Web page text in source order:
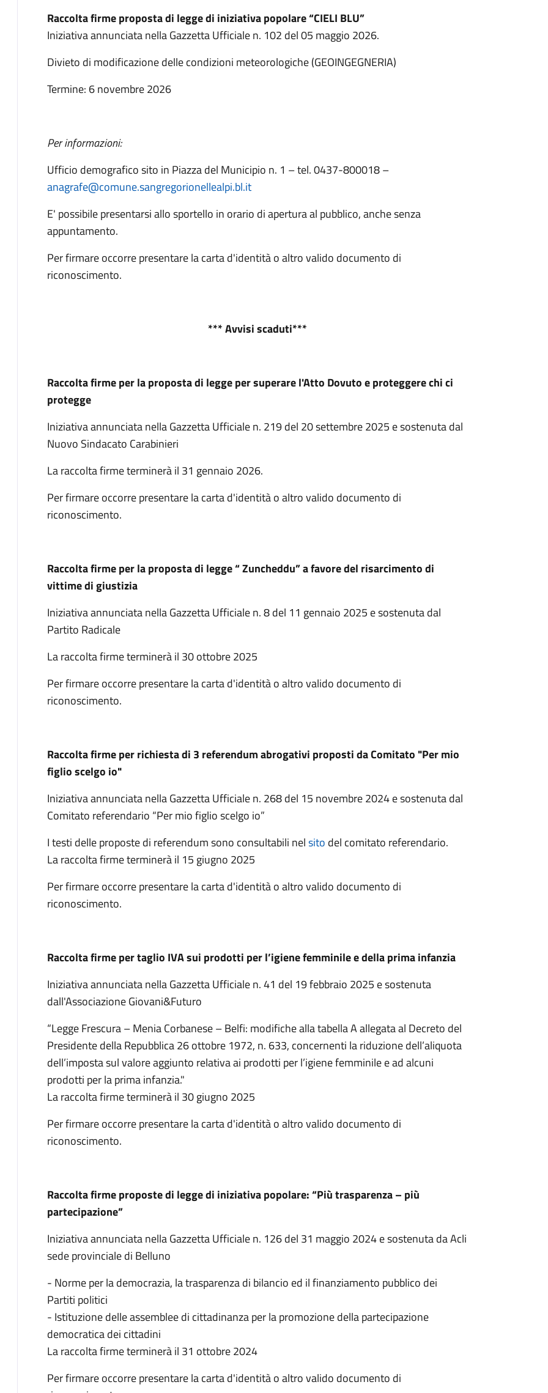
Raccolta firme proposta di legge di iniziativa popolare “CIELI BLU”
Iniziativa annunciata nella Gazzetta Ufficiale n. 102 del 05 maggio 2026.
Divieto di modificazione delle condizioni meteorologiche (GEOINGEGNERIA)
Termine: 6 novembre 2026
Per informazioni:
Ufficio demografico sito in Piazza del Municipio n. 1 – tel. 0437-800018 –
anagrafe@comune.sangregorionellealpi.bl.it
E' possibile presentarsi allo sportello in orario di apertura al pubblico, anche senza
appuntamento.
Per firmare occorre presentare la carta d'identità o altro valido documento di
riconoscimento.
*** Avvisi scaduti***
Raccolta firme per la proposta di legge per superare l'Atto Dovuto e proteggere chi ci
protegge
Iniziativa annunciata nella Gazzetta Ufficiale n. 219 del 20 settembre 2025 e sostenuta dal
Nuovo Sindacato Carabinieri
La raccolta firme terminerà il 31 gennaio 2026.
Per firmare occorre presentare la carta d'identità o altro valido documento di
riconoscimento.
Raccolta firme per la proposta di legge “ Zuncheddu” a favore del risarcimento di
vittime di giustizia
Iniziativa annunciata nella Gazzetta Ufficiale n. 8 del 11 gennaio 2025 e sostenuta dal
Partito Radicale
La raccolta firme terminerà il 30 ottobre 2025
Per firmare occorre presentare la carta d'identità o altro valido documento di
riconoscimento.
Raccolta firme per richiesta di 3 referendum abrogativi proposti da Comitato "Per mio
figlio scelgo io"
Iniziativa annunciata nella Gazzetta Ufficiale n. 268 del 15 novembre 2024 e sostenuta dal
Comitato referendario “Per mio figlio scelgo io”
I testi delle proposte di referendum sono consultabili nelsito del comitato referendario.
La raccolta firme terminerà il 15 giugno 2025
Per firmare occorre presentare la carta d'identità o altro valido documento di
riconoscimento.
Raccolta firme per taglio IVA sui prodotti per l’igiene femminile e della prima infanzia
Iniziativa annunciata nella Gazzetta Ufficiale n. 41 del 19 febbraio 2025 e sostenuta
dall'Associazione Giovani&Futuro
“Legge Frescura – Menia Corbanese – Belfi: modifiche alla tabella A allegata al Decreto del
Presidente della Repubblica 26 ottobre 1972, n. 633, concernenti la riduzione dell’aliquota
dell’imposta sul valore aggiunto relativa ai prodotti per l’igiene femminile e ad alcuni
prodotti per la prima infanzia."
La raccolta firme terminerà il 30 giugno 2025
Per firmare occorre presentare la carta d'identità o altro valido documento di
riconoscimento.
Raccolta firme proposte di legge di iniziativa popolare: “Più trasparenza – più
partecipazione”
Iniziativa annunciata nella Gazzetta Ufficiale n. 126 del 31 maggio 2024 e sostenuta da Acli
sede provinciale di Belluno
- Norme per la democrazia, la trasparenza di bilancio ed il finanziamento pubblico dei
Partiti politici
- Istituzione delle assemblee di cittadinanza per la promozione della partecipazione
democratica dei cittadini
La raccolta firme terminerà il 31 ottobre 2024
Per firmare occorre presentare la carta d'identità o altro valido documento di